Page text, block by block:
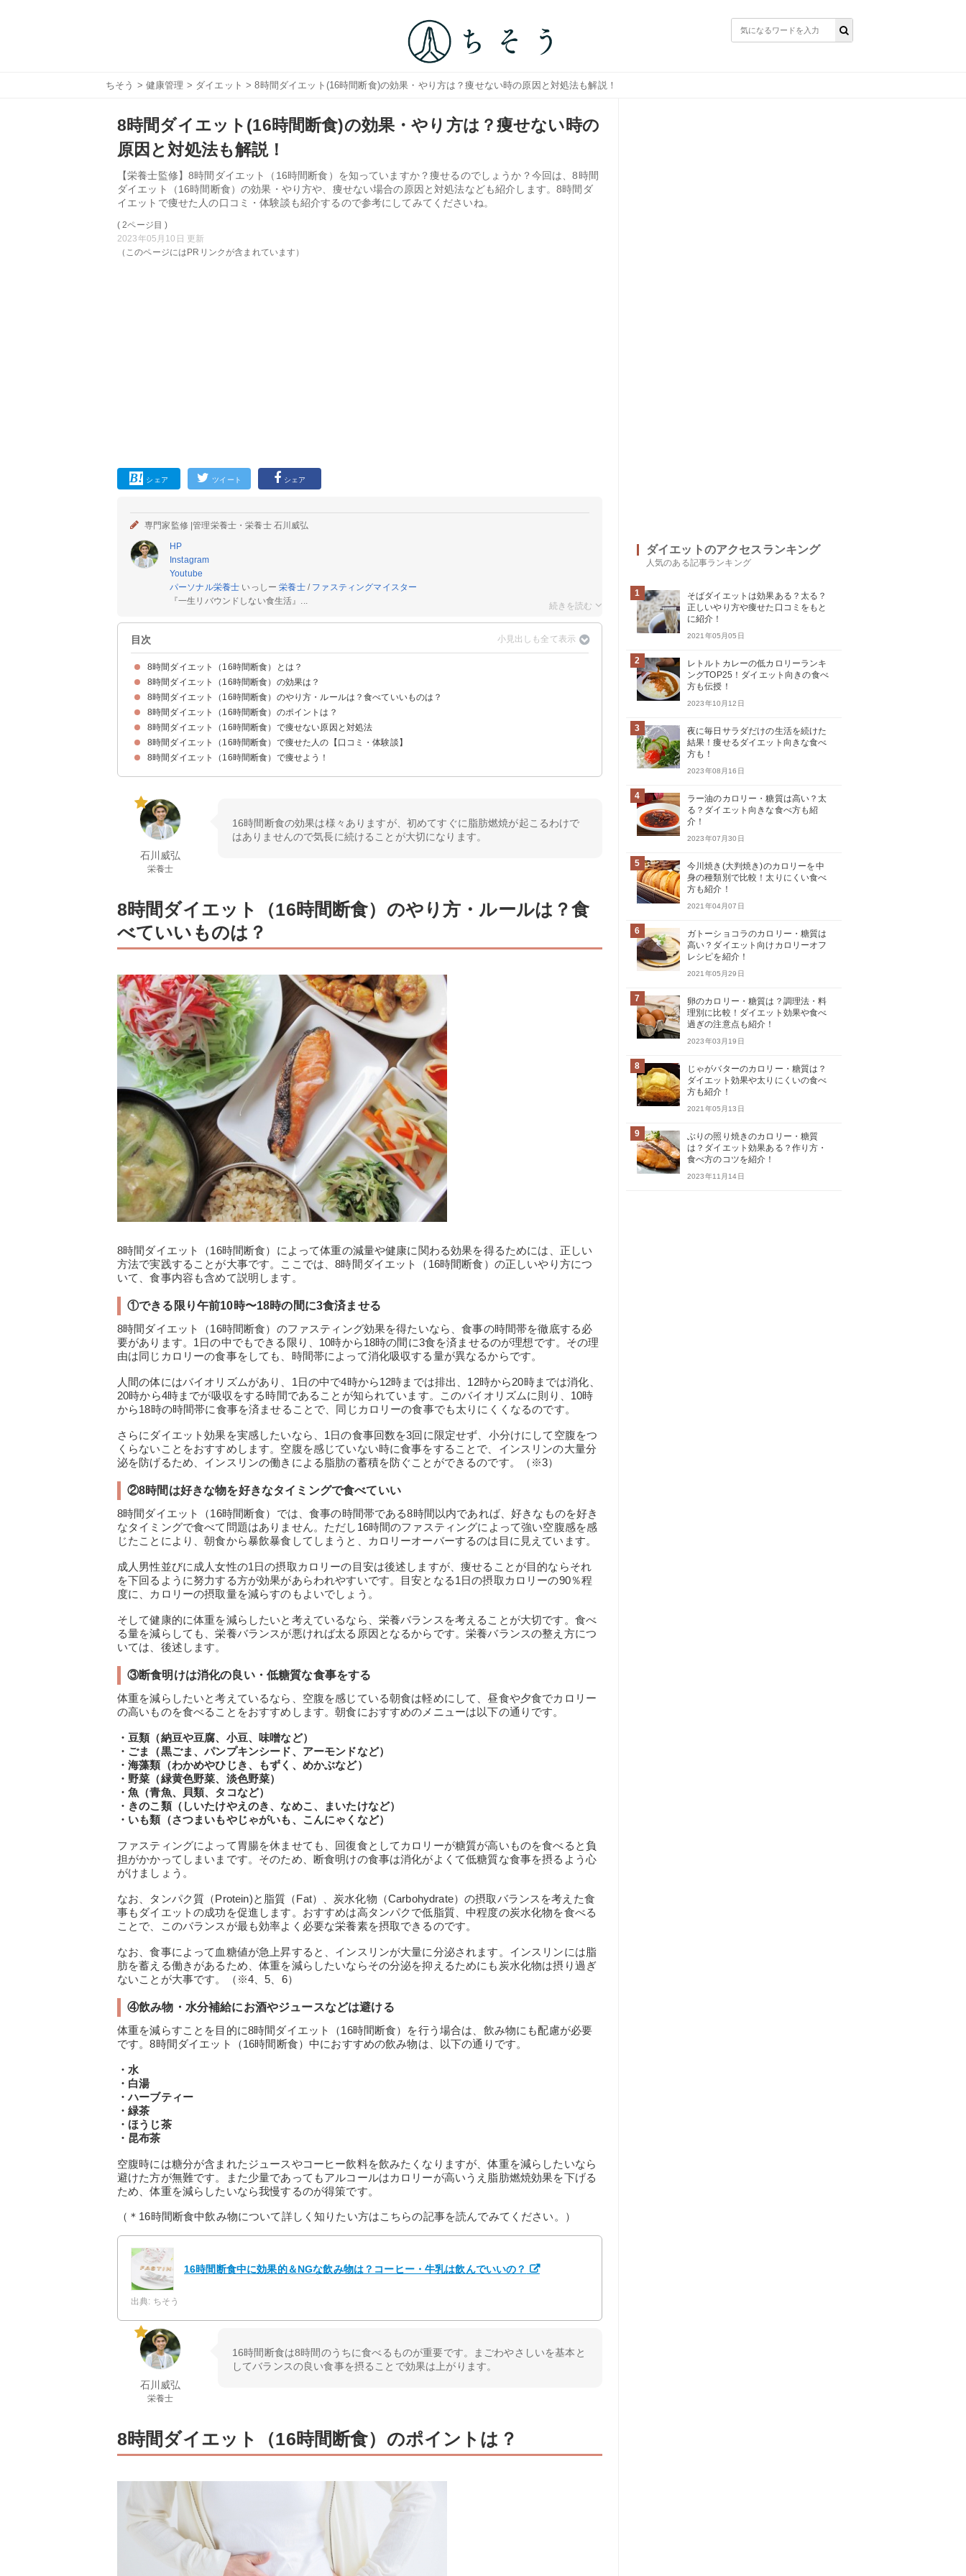
ちそう > 健康管理 > ダイエット > 8時間ダイエット(16時間断食)の効果・やり方は？痩せない時の原因と対処法も解説！
8時間ダイエット(16時間断食)の効果・やり方は？痩せない時の
原因と対処法も解説！
【栄養士監修】8時間ダイエット（16時間断食）を知っていますか？痩せるのでしょうか？今回は、8時間
ダイエット（16時間断食）の効果・やり方や、痩せない場合の原因と対処法なども紹介します。8時間ダ
イエットで痩せた人の口コミ・体験談も紹介するので参考にしてみてくださいね。
( 2ページ目 )
2023年05月10日 更新
（このページにはPRリンクが含まれています）
シェア ツイート シェア
専門家監修 |管理栄養士・栄養士 石川威弘
HP
Instagram
Youtube
パーソナル栄養士 いっしー栄養士 / ファスティングマイスター
『一生リバウンドしない食生活』...
目次
8時間ダイエット（16時間断食）とは？
8時間ダイエットは「1日のうち16時間を断食して過ごす」ダイエット方法
8時間ダイエット（16時間断食）の効果は？
①食べ過ぎを防ぐ
②痩せやすい体質になる
③体の疲れが取れる
④アンチエイジング効果もある
8時間ダイエット（16時間断食）のやり方・ルールは？食べていいものは？
①できる限り午前10時〜18時の間に3食済ませる
②8時間は好きな物を好きなタイミングで食べていい
③断食明けは消化の良い・低糖質な食事をする
④飲み物・水分補給にお酒やジュースなどは避ける
8時間ダイエット（16時間断食）のポイントは？
①栄養バランスの良い食事を心がける
②8時間が難しい場合は12時間ダイエットに切り替えてもOK
③断食中にどうしても食べたい場合はナッツ類・ヨーグルトなら食べてもOK
8時間ダイエット（16時間断食）で痩せない原因と対処法
①継続期間が短い
②摂取カロリーが多過ぎる
8時間ダイエット（16時間断食）で痩せた人の【口コミ・体験談】
①2週間で-2.5キロ！
②2日で-1キロ！
③食事制限なしで-3.8キロ！
④トレーニングと併用で2週間で-3キロ！
⑤ランニングと併用で1年で-10キロ！
8時間ダイエット（16時間断食）で痩せよう！
石川威弘
栄養士
16時間断食の効果は様々ありますが、初めてすぐに脂肪燃焼が起こるわけで
はありませんので気長に続けることが大切になります。
8時間ダイエット（16時間断食）のやり方・ルールは？食
べていいものは？
8時間ダイエット（16時間断食）によって体重の減量や健康に関わる効果を得るためには、正しい
方法で実践することが大事です。ここでは、8時間ダイエット（16時間断食）の正しいやり方につ
いて、食事内容も含めて説明します。
①できる限り午前10時〜18時の間に3食済ませる
8時間ダイエット（16時間断食）のファスティング効果を得たいなら、食事の時間帯を徹底する必
要があります。1日の中でもできる限り、10時から18時の間に3食を済ませるのが理想です。その理
由は同じカロリーの食事をしても、時間帯によって消化吸収する量が異なるからです。
人間の体にはバイオリズムがあり、1日の中で4時から12時までは排出、12時から20時までは消化、
20時から4時までが吸収をする時間であることが知られています。このバイオリズムに則り、10時
から18時の時間帯に食事を済ませることで、同じカロリーの食事でも太りにくくなるのです。
さらにダイエット効果を実感したいなら、1日の食事回数を3回に限定せず、小分けにして空腹をつ
くらないことをおすすめします。空腹を感じていない時に食事をすることで、インスリンの大量分
泌を防げるため、インスリンの働きによる脂肪の蓄積を防ぐことができるのです。（※3）
②8時間は好きな物を好きなタイミングで食べていい
8時間ダイエット（16時間断食）では、食事の時間帯である8時間以内であれば、好きなものを好き
なタイミングで食べて問題はありません。ただし16時間のファスティングによって強い空腹感を感
じたことにより、朝食から暴飲暴食してしまうと、カロリーオーバーするのは目に見えています。
成人男性並びに成人女性の1日の摂取カロリーの目安は後述しますが、痩せることが目的ならそれ
を下回るように努力する方が効果があらわれやすいです。目安となる1日の摂取カロリーの90％程
度に、カロリーの摂取量を減らすのもよいでしょう。
そして健康的に体重を減らしたいと考えているなら、栄養バランスを考えることが大切です。食べ
る量を減らしても、栄養バランスが悪ければ太る原因となるからです。栄養バランスの整え方につ
いては、後述します。
③断食明けは消化の良い・低糖質な食事をする
体重を減らしたいと考えているなら、空腹を感じている朝食は軽めにして、昼食や夕食でカロリー
の高いものを食べることをおすすめします。朝食におすすめのメニューは以下の通りです。
・豆類（納豆や豆腐、小豆、味噌など）
・ごま（黒ごま、パンプキンシード、アーモンドなど）
・海藻類（わかめやひじき、もずく、めかぶなど）
・野菜（緑黄色野菜、淡色野菜）
・魚（青魚、貝類、タコなど）
・きのこ類（しいたけやえのき、なめこ、まいたけなど）
・いも類（さつまいもやじゃがいも、こんにゃくなど）
ファスティングによって胃腸を休ませても、回復食としてカロリーが糖質が高いものを食べると負
担がかかってしまいまです。そのため、断食明けの食事は消化がよくて低糖質な食事を摂るよう心
がけましょう。
なお、タンパク質（Protein)と脂質（Fat）、炭水化物（Carbohydrate）の摂取バランスを考えた食
事もダイエットの成功を促進します。おすすめは高タンパクで低脂質、中程度の炭水化物を食べる
ことで、このバランスが最も効率よく必要な栄養素を摂取できるのです。
なお、食事によって血糖値が急上昇すると、インスリンが大量に分泌されます。インスリンには脂
肪を蓄える働きがあるため、体重を減らしたいならその分泌を抑えるためにも炭水化物は摂り過ぎ
ないことが大事です。（※4、5、6）
④飲み物・水分補給にお酒やジュースなどは避ける
体重を減らすことを目的に8時間ダイエット（16時間断食）を行う場合は、飲み物にも配慮が必要
です。8時間ダイエット（16時間断食）中におすすめの飲み物は、以下の通りです。
・水
・白湯
・ハーブティー
・緑茶
・ほうじ茶
・昆布茶
空腹時には糖分が含まれたジュースやコーヒー飲料を飲みたくなりますが、体重を減らしたいなら
避けた方が無難です。また少量であってもアルコールはカロリーが高いうえ脂肪燃焼効果を下げる
ため、体重を減らしたいなら我慢するのが得策です。
（＊16時間断食中飲み物について詳しく知りたい方はこちらの記事を読んでみてください。）
16時間断食中に効果的＆NGな飲み物は？コーヒー・牛乳は飲んでいいの？
出典: ちそう
石川威弘
栄養士
16時間断食は8時間のうちに食べるものが重要です。まごわやさしいを基本と
してバランスの良い食事を摂ることで効果は上がります。
8時間ダイエット（16時間断食）のポイントは？
ダイエットのアクセスランキング
人気のある記事ランキング
1
そばダイエットは効果ある？太る？
正しいやり方や痩せた口コミをもと
に紹介！
2021年05月05日
2
レトルトカレーの低カロリーランキ
ングTOP25！ダイエット向きの食べ
方も伝授！
2023年10月12日
3
夜に毎日サラダだけの生活を続けた
結果！痩せるダイエット向きな食べ
方も！
2023年08月16日
4
ラー油のカロリー・糖質は高い？太
る？ダイエット向きな食べ方も紹
介！
2023年07月30日
5
今川焼き(大判焼き)のカロリーを中
身の種類別で比較！太りにくい食べ
方も紹介！
2021年04月07日
6
ガトーショコラのカロリー・糖質は
高い？ダイエット向けカロリーオフ
レシピを紹介！
2021年05月29日
7
卵のカロリー・糖質は？調理法・料
理別に比較！ダイエット効果や食べ
過ぎの注意点も紹介！
2023年03月19日
8
じゃがバターのカロリー・糖質は？
ダイエット効果や太りにくいの食べ
方も紹介！
2021年05月13日
9
ぶりの照り焼きのカロリー・糖質
は？ダイエット効果ある？作り方・
食べ方のコツを紹介！
2023年11月14日